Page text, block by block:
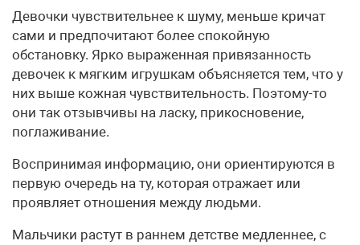
Девочки чувствительнее к шуму, меньше кричат
сами и предпочитают более спокойную
обстановку. Ярко выраженная привязанность
девочек к мягким игрушкам объясняется тем, что у
них выше кожная чувствительность. Поэтому-то
они так отзывчивы на ласку, прикосновение,
поглаживание.
Воспринимая информацию, они ориентируются в
первую очередь на ту, которая отражает или
проявляет отношения между людьми.
Мальчики растут в раннем детстве медленнее, с